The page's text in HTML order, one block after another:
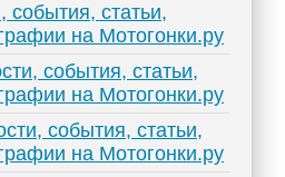
события, статьи,
на Мотогонки.ру
события, статьи,
на Мотогонки.ру
события, статьи,
на Мотогонки.ру